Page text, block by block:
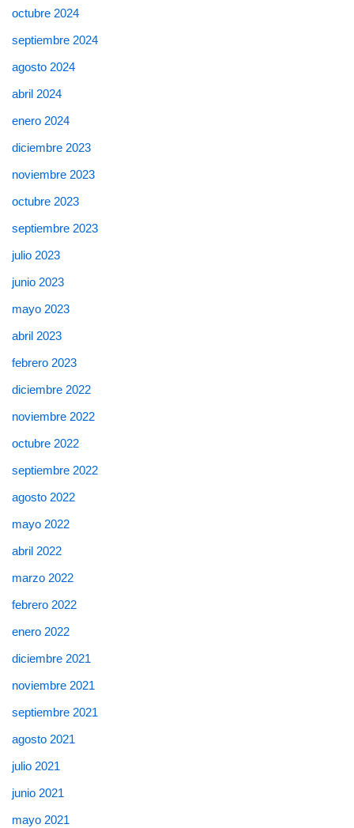
octubre 2024
septiembre 2024
agosto 2024
abril 2024
enero 2024
diciembre 2023
noviembre 2023
octubre 2023
septiembre 2023
julio 2023
junio 2023
mayo 2023
abril 2023
febrero 2023
diciembre 2022
noviembre 2022
octubre 2022
septiembre 2022
agosto 2022
mayo 2022
abril 2022
marzo 2022
febrero 2022
enero 2022
diciembre 2021
noviembre 2021
septiembre 2021
agosto 2021
julio 2021
junio 2021
mayo 2021